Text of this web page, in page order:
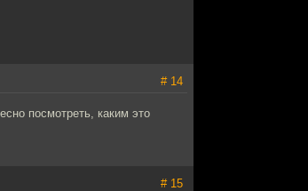
# 14
посмотреть, каким это
# 15